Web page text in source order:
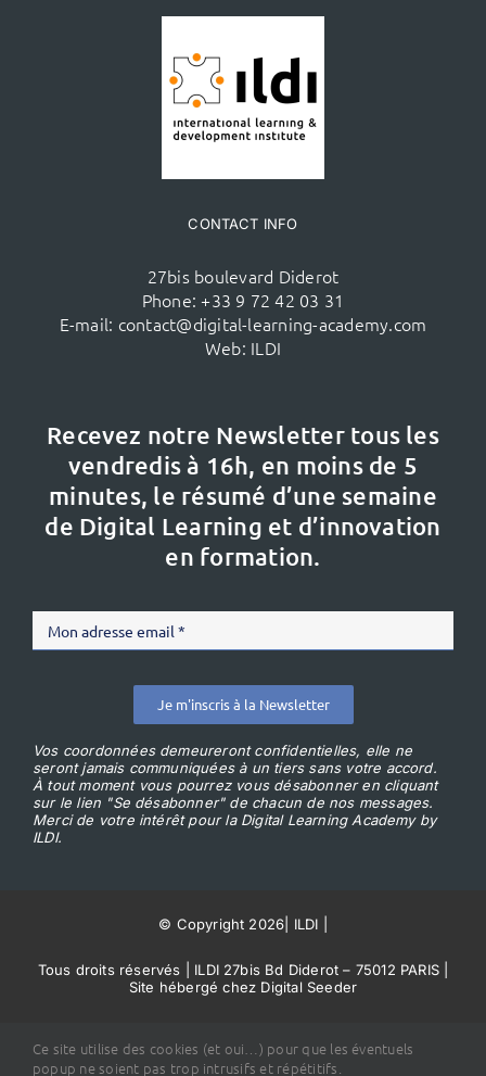
CONTACT INFO
27bis boulevard Diderot
Phone: +33 9 72 42 03 31
E-mail: contact@digital-learning-academy.com
Web: ILDI
Recevez notre Newsletter tous les
vendredis à 16h, en moins de 5
minutes, le résumé d’une semaine
de Digital Learning et d’innovation
en formation.
Je m'inscris à la Newsletter
Vos coordonnées demeureront confidentielles, elle ne
seront jamais communiquées à un tiers sans votre accord.
À tout moment vous pourrez vous désabonner en cliquant
sur le lien "Se désabonner" de chacun de nos messages.
Merci de votre intérêt pour la Digital Learning Academy by
ILDI.
© Copyright 2026 ILDI
Tous droits réservés | ILDI 27bis Bd Diderot – 75012 PARIS |
Site hébergé chez Digital Seeder
Ce site utilise des cookies (et oui…) pour que les éventuels
popup ne soient pas trop intrusifs et répétitifs.